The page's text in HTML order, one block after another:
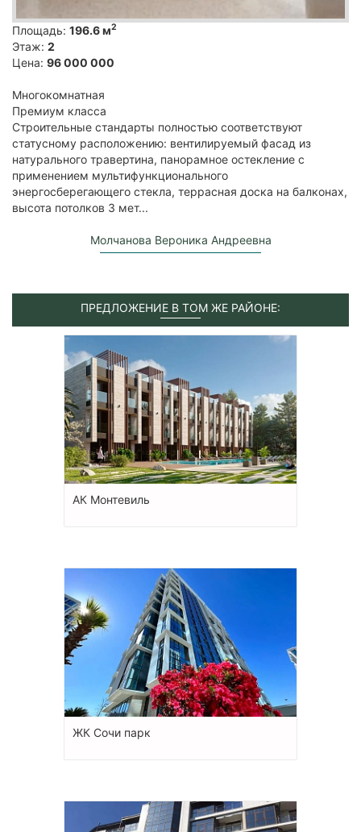
Площадь: 196.6 м2
Этаж: 2
Цена: 96 000 000
Многокомнатная
Премиум класса
Строительные стандарты полностью соответствуют
статусному расположению: вентилируемый фасад из
натурального травертина, панорамное остекление с
применением мультифункционального
энергосберегающего стекла, террасная доска на балконах,
высота потолков 3 мет...
Молчанова Вероника Андреевна
ПРЕДЛОЖЕНИЕ В ТОМ ЖЕ РАЙОНЕ:
АК Монтевиль
ЖК Сочи парк